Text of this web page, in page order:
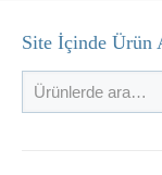
Site İçinde Ürün